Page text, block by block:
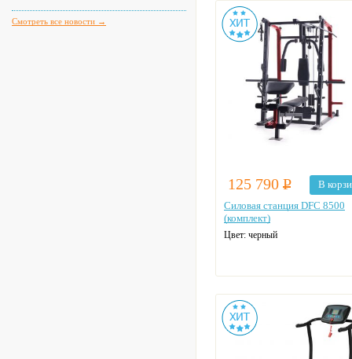
Смотреть все новости →
125 790 Р
В
Силовая станция DFC 8500
(комплект)
Цвет: черный